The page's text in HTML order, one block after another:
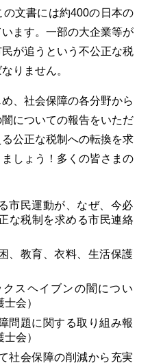
文書には約400の日本の
ます。一部の大企業等が
が追うという不公正な税
りません。
、社会保障の各分野から
についての報告をいただ
公正な税制への転換を求
しょう！多くの皆さまの
市民運動が、なぜ、今必
な税制を求める市民連絡
、教育、衣料、生活保護
スヘイブンの闇につい
会）
問題に関する取り組み報
会）
社会保障の削減から充実